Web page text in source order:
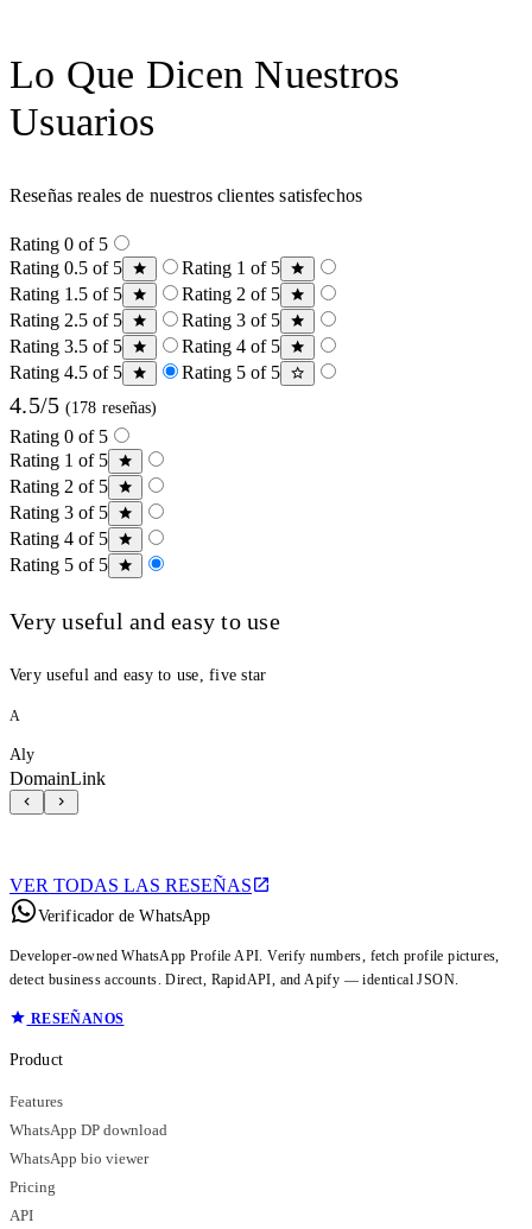
Lo Que Dicen Nuestros
Usuarios
Reseñas reales de nuestros clientes satisfechos
Rating 0 of 5
Rating 0.5 of 5
Rating 1 of 5
Rating 1.5 of 5
Rating 2 of 5
Rating 2.5 of 5
Rating 3 of 5
Rating 3.5 of 5
Rating 4 of 5
Rating 4.5 of 5
Rating 5 of 5
4.5/5 (178 reseñas)
Rating 0 of 5
Rating 1 of 5
Rating 2 of 5
Rating 3 of 5
Rating 4 of 5
Rating 5 of 5
Very useful and easy to use
Very useful and easy to use, five star
A
Aly
DomainLink
VER TODAS LAS RESEÑAS
Verificador de WhatsApp
Developer-owned WhatsApp Profile API. Verify numbers, fetch profile pictures,
detect business accounts. Direct, RapidAPI, and Apify — identical JSON.
RESEÑANOS
Product
Features
WhatsApp DP download
WhatsApp bio viewer
Pricing
API